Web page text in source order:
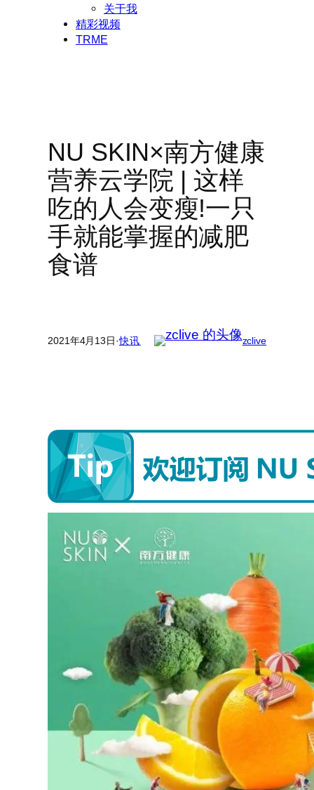
关于我
精彩视频
TRME
NU SKIN×南方健康
营养云学院 | 这样
吃的人会变瘦!一只
手就能掌握的减肥
食谱
2021年4月13日·快讯 zclive